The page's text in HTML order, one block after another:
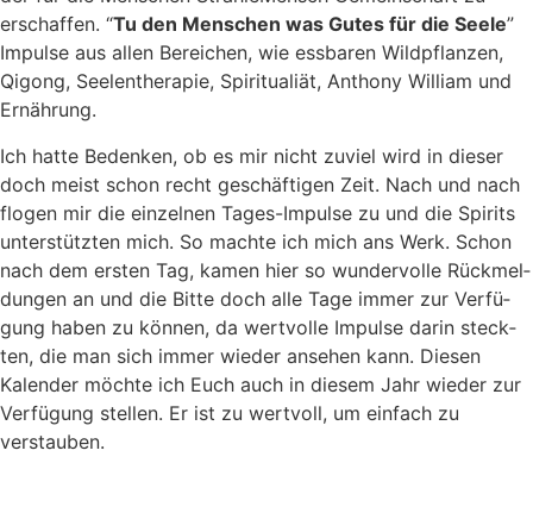
erschaf­fen. “Tu den Men­schen was Gutes für die See­le”
Impul­se aus allen Berei­chen, wie ess­ba­ren Wild­pflan­zen,
Qigong, See­len­the­ra­pie, Spi­ri­tua­li­ät, Antho­ny Wil­liam und
Ernährung.
Ich hat­te Beden­ken, ob es mir nicht zuviel wird in die­ser
doch meist schon recht geschäf­ti­gen Zeit. Nach und nach
flo­gen mir die ein­zel­nen Tages-Impul­se zu und die Spi­rits
unter­stütz­ten mich. So mach­te ich mich ans Werk. Schon
nach dem ers­ten Tag, kamen hier so wun­der­vol­le Rück­mel­
dun­gen an und die Bit­te doch alle Tage immer zur Ver­fü­
gung haben zu kön­nen, da wert­vol­le Impul­se dar­in steck­
ten, die man sich immer wie­der anse­hen kann. Die­sen
Kalen­der möch­te ich Euch auch in die­sem Jahr wie­der zur
Ver­fü­gung stel­len. Er ist zu wert­voll, um ein­fach zu
verstauben.